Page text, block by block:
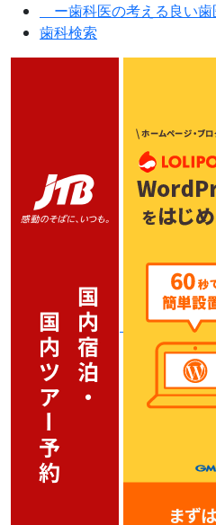
ー歯科医の考える良い
歯科検索